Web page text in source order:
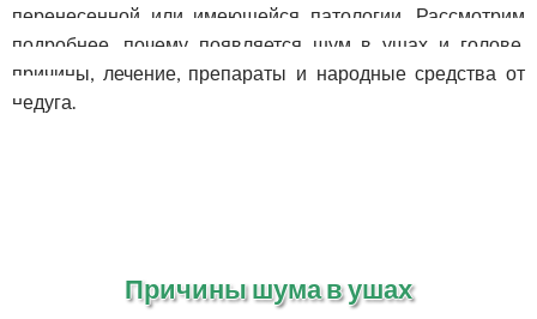
перенесенной или имеющейся патологии. Рассмотрим
подробнее, почему появляется шум в ушах и голове,
причины, лечение, препараты и народные средства от
недуга.
Причины шума в ушах